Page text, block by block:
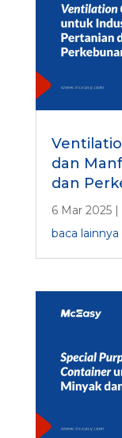
dan
dan
6 Mar 2025|
baca lainnya